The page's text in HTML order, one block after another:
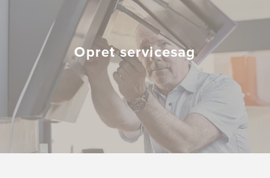
Opret servicesag